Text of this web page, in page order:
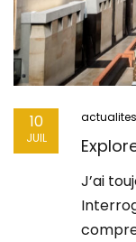
10
JUIL
actualites
J’ai